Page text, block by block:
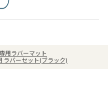
用ラバーマット
ラバーセット(ブラック)